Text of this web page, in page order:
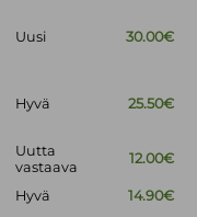
Uusi 30.00€
Hyvä 25.50€
Uutta
vastaava
12.00€
Hyvä
14.90€